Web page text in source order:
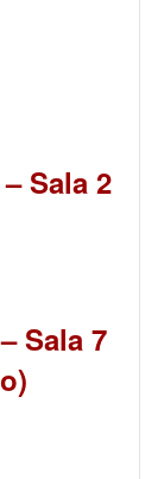
Sala 2
Sala 7